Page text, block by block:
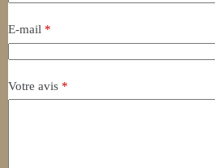
E-mail *
Votre avis *